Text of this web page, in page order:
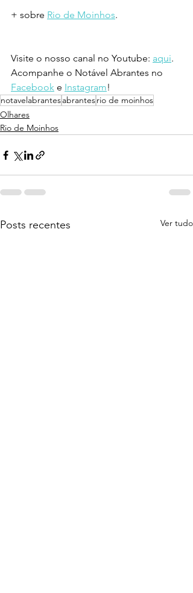
+ sobre Rio de Moinhos.
Visite o nosso canal no Youtube: aqui.
Acompanhe o Notável Abrantes no
Facebook e Instagram!
notavelabrantesabrantesrio de moinhos
Olhares
Rio de Moinhos
Posts recentes Ver tudo